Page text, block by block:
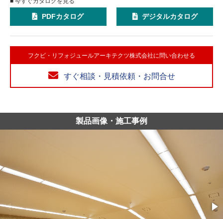
PDFカタログ デジタルカタログ
フクビ・リフォジュールアーキテクツ株式会社に問い合わせる
すぐ相談・見積依頼・お問合せ
製品画像・施工事例